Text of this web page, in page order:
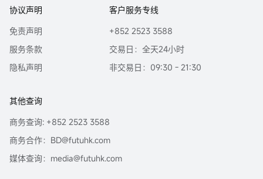
协议声明
免责声明
服务条款
隐私声明
客户服务专线
+852 2523 3588
交易日：全天24小时
非交易日：09:30 - 21:30
其他查询
商务查询: +852 2523 3588
商务合作：BD@futuhk.com
媒体查询：media@futuhk.com